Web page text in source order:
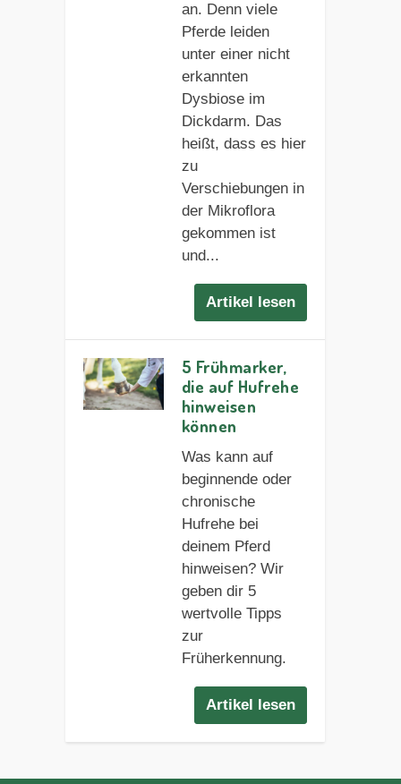
an. Denn viele
Pferde leiden
unter einer nicht
erkannten
Dysbiose im
Dickdarm. Das
heißt, dass es hier
zu
Verschiebungen in
der Mikroflora
gekommen ist
und...
Artikel lesen
5 Frühmarker,
die auf Hufrehe
hinweisen
können
Was kann auf
beginnende oder
chronische
Hufrehe bei
deinem Pferd
hinweisen? Wir
geben dir 5
wertvolle Tipps
zur
Früherkennung.
Artikel lesen